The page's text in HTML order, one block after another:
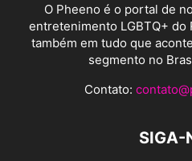
O Pheeno é o portal de
entretenimento LGBTQ+ do
também em tudo que
segmento no
Contato:
SIGA-